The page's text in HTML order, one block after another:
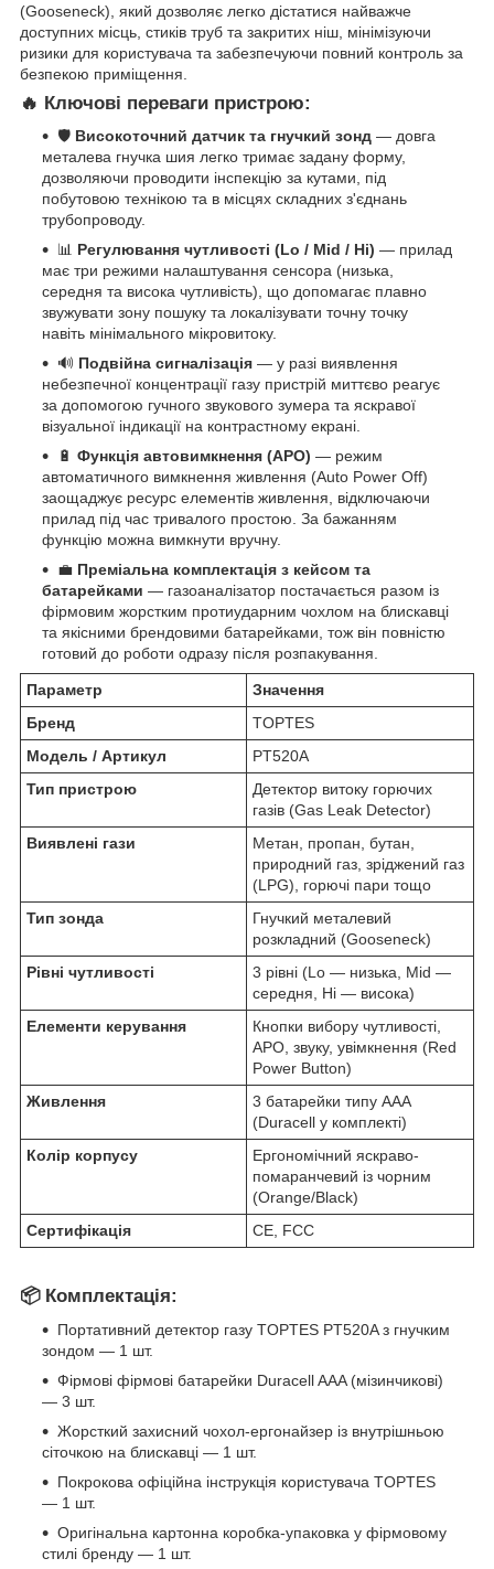
(Gooseneck), який дозволяє легко дістатися найважче
доступних місць, стиків труб та закритих ніш, мінімізуючи
ризики для користувача та забезпечуючи повний контроль за
безпекою приміщення.
🔥 Ключові переваги пристрою:
🛡️ Високоточний датчик та гнучкий зонд — довга
металева гнучка шия легко тримає задану форму,
дозволяючи проводити інспекцію за кутами, під
побутовою технікою та в місцях складних з'єднань
трубопроводу.
📊 Регулювання чутливості (Lo / Mid / Hi) — прилад
має три режими налаштування сенсора (низька,
середня та висока чутливість), що допомагає плавно
звужувати зону пошуку та локалізувати точну точку
навіть мінімального мікровитоку.
🔊 Подвійна сигналізація — у разі виявлення
небезпечної концентрації газу пристрій миттєво реагує
за допомогою гучного звукового зумера та яскравої
візуальної індикації на контрастному екрані.
🔋 Функція автовимкнення (APO) — режим
автоматичного вимкнення живлення (Auto Power Off)
заощаджує ресурс елементів живлення, відключаючи
прилад під час тривалого простою. За бажанням
функцію можна вимкнути вручну.
💼 Преміальна комплектація з кейсом та
батарейками — газоаналізатор постачається разом із
фірмовим жорстким протиударним чохлом на блискавці
та якісними брендовими батарейками, тож він повністю
готовий до роботи одразу після розпакування.
Параметр
Значення
Бренд
TOPTES
Модель / Артикул
PT520A
Тип пристрою
Детектор витоку горючих
газів (Gas Leak Detector)
Виявлені гази
Метан, пропан, бутан,
природний газ, зріджений газ
(LPG), горючі пари тощо
Тип зонда
Гнучкий металевий
розкладний (Gooseneck)
Рівні чутливості
3 рівні (Lo — низька, Mid —
середня, Hi — висока)
Елементи керування
Кнопки вибору чутливості,
APO, звуку, увімкнення (Red
Power Button)
Живлення
3 батарейки типу AAA
(Duracell у комплекті)
Колір корпусу
Ергономічний яскраво-
помаранчевий із чорним
(Orange/Black)
Сертифікація
CE, FCC
📦 Комплектація:
Портативний детектор газу TOPTES PT520A з гнучким
зондом — 1 шт.
Фірмові фірмові батарейки Duracell AAA (мізинчикові)
— 3 шт.
Жорсткий захисний чохол-ергонайзер із внутрішньою
сіточкою на блискавці — 1 шт.
Покрокова офіційна інструкція користувача TOPTES
— 1 шт.
Оригінальна картонна коробка-упаковка у фірмовому
стилі бренду — 1 шт.